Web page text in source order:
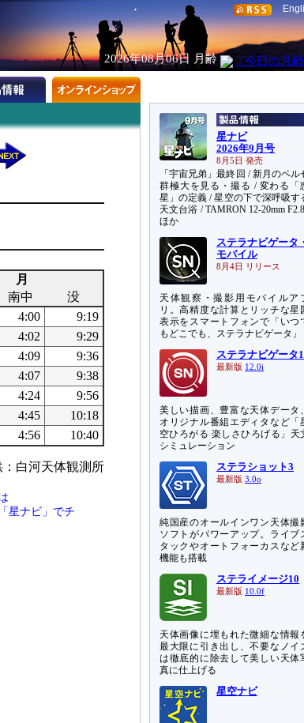
2026年08月06日 月齢
月
南中
没
4:00
9:19
4:02
9:29
4:09
9:36
4:07
9:38
4:24
9:56
4:45
10:18
4:56 10:40
：白河天体観測所
星ナビ」でチ
星ナビ
2026年9月号
8月5日 発売
「宇宙兄弟」最終回 / 新月のペル
群極大を見る・撮る / 変わる「
星」の定義 / 星空の下で深呼吸す
天文台浴 / TAMRON 12-20mm
ほか
ステラナビゲータ
モバイル
8月4日 リリース
天体観察・撮影用モバイルア
リ。高精度な計算とリッチな星
表示をスマートフォンで「いつ
もどこでも、ステラナビゲータ」
ステラナビゲータ
最新版 12.0i
美しい描画、豊富な天体データ、
オリジナル番組エディタなど「
空ひろがる 楽しさひろげる」天
シミュレーション
ステラショット3
最新版 3.0o
純国産のオールインワン天体撮
ソフトがパワーアップ。ライブ
タックやオートフォーカスなど
機能も搭載
ステライメージ10
最新版 10.0f
天体画像に埋もれた微細な情報
最大限に引き出し、不要なノイ
は徹底的に除去して美しい天体
真に仕上げる
星空ナビ